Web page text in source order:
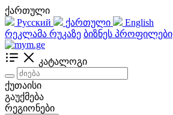
ქართული
Русский
ქართული
English
რეკლამა რუკაზე ბიზნეს პროფილები
კატალოგი
ქუთაისი
გაუქმება
რეგიონები